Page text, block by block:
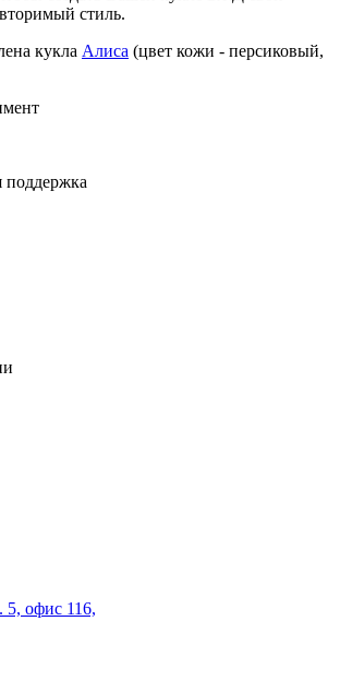
стиль.
кукла Алиса (цвет кожи - персиковый,
поддержка
5, офис 116,